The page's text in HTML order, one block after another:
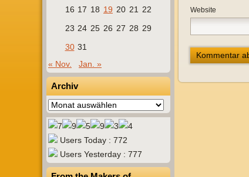
16 17 18 19 20 21
22
23 24 25 26 27 28 29
30 31
« Nov.
Jan. »
Archiv
Archiv
Users Today : 772
Users Yesterday : 777
Website